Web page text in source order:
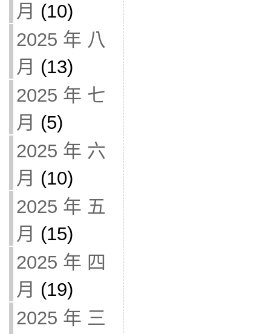
月 (10)
2025 年 八
月 (13)
2025 年 七
月 (5)
2025 年 六
月 (10)
2025 年 五
月 (15)
2025 年 四
月 (19)
2025 年 三